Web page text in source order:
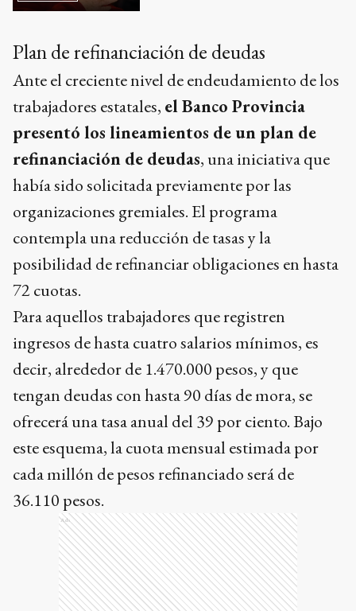
Plan de refinanciación de deudas
Ante el creciente nivel de endeudamiento de los
trabajadores estatales, el Banco Provincia
presentó los lineamientos de un plan de
refinanciación de deudas, una iniciativa que
había sido solicitada previamente por las
organizaciones gremiales. El programa
contempla una reducción de tasas y la
posibilidad de refinanciar obligaciones en hasta
72 cuotas.
Para aquellos trabajadores que registren
ingresos de hasta cuatro salarios mínimos, es
decir, alrededor de 1.470.000 pesos, y que
tengan deudas con hasta 90 días de mora, se
ofrecerá una tasa anual del 39 por ciento. Bajo
este esquema, la cuota mensual estimada por
cada millón de pesos refinanciado será de
36.110 pesos.
Ads